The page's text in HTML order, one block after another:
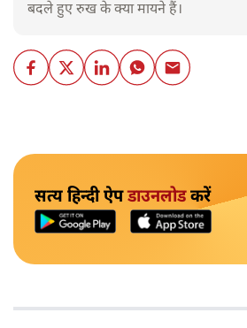
बदले हुए रुख के क्या मायने हैं।
सत्य हिन्दी ऐपडाउनलोडकरें